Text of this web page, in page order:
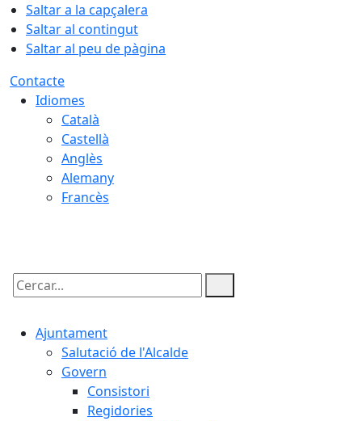
Saltar a la capçalera
Saltar al contingut
Saltar al peu de pàgina
Contacte
Idiomes
Català
Castellà
Anglès
Alemany
Francès
Cercar:
Ajuntament
Salutació de l'Alcalde
Govern
Consistori
Regidories